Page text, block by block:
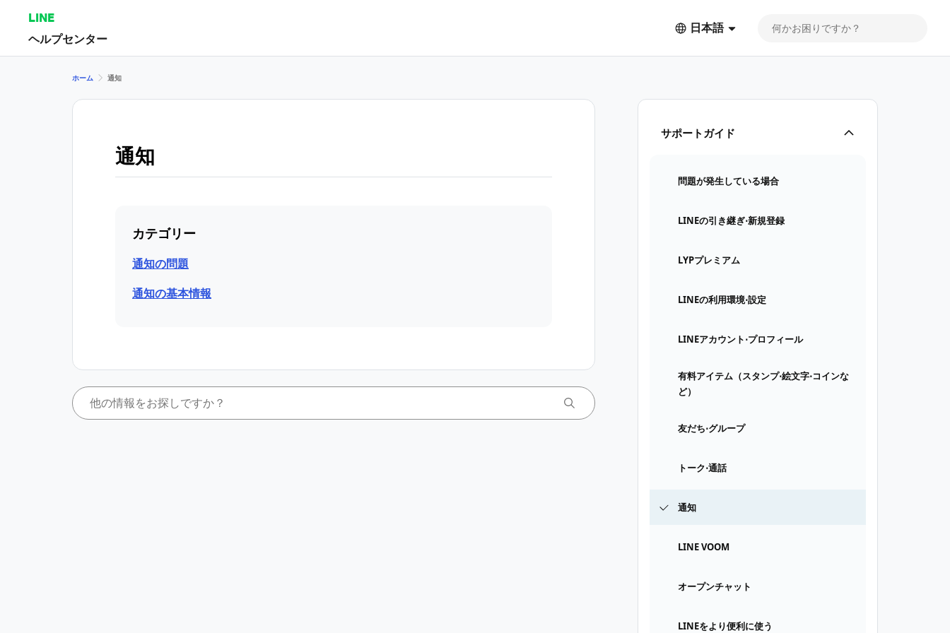
LINE
ヘルプセンター
日本語
サポートガイド
問題が発生している場合
LINEの引き継ぎ⋅新規登録
LYPプレミアム
LINEの利用環境⋅設定
LINEアカウント⋅プロフィール
有料アイテム（スタンプ⋅絵文字⋅コインな
ど）
友だち⋅グループ
トーク⋅通話
通知
LINE VOOM
オープンチャット
LINEをより便利に使う
ホーム 通知
通知
カテゴリー
通知の問題
通知の基本情報